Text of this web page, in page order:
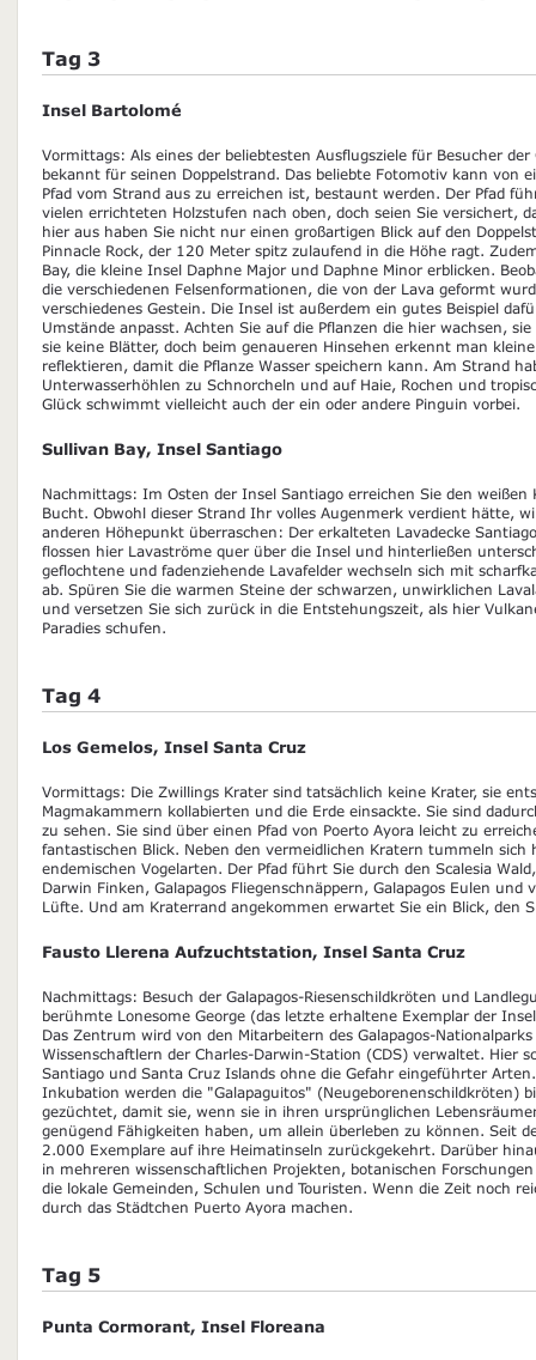
Tag 3
Insel Bartolomé
Vormittags: Als eines der beliebtesten Ausflugsziele für Besucher
bekannt für seinen Doppelstrand. Das beliebte Fotomotiv kann von
Pfad vom Strand aus zu erreichen ist, bestaunt werden. Der Pfad
vielen errichteten Holzstufen nach oben, doch seien Sie versichert,
hier aus haben Sie nicht nur einen großartigen Blick auf den
Pinnacle Rock, der 120 Meter spitz zulaufend in die Höhe ragt.
Bay, die kleine Insel Daphne Major und Daphne Minor erblicken.
die verschiedenen Felsenformationen, die von der Lava geformt
verschiedenes Gestein. Die Insel ist außerdem ein gutes Beispiel
Umstände anpasst. Achten Sie auf die Pflanzen die hier wachsen,
sie keine Blätter, doch beim genaueren Hinsehen erkennt man
reflektieren, damit die Pflanze Wasser speichern kann. Am Strand
Unterwasserhöhlen zu Schnorcheln und auf Haie, Rochen und
Glück schwimmt vielleicht auch der ein oder andere Pinguin vorbei.
Sullivan Bay, Insel Santiago
Nachmittags: Im Osten der Insel Santiago erreichen Sie den weißen
Bucht. Obwohl dieser Strand Ihr volles Augenmerk verdient hätte,
anderen Höhepunkt überraschen: Der erkalteten Lavadecke
flossen hier Lavaströme quer über die Insel und hinterließen
geflochtene und fadenziehende Lavafelder wechseln sich mit
ab. Spüren Sie die warmen Steine der schwarzen, unwirklichen
und versetzen Sie sich zurück in die Entstehungszeit, als hier
Paradies schufen.
Tag 4
Los Gemelos, Insel Santa Cruz
Vormittags: Die Zwillings Krater sind tatsächlich keine Krater, sie
Magmakammern kollabierten und die Erde einsackte. Sie sind
zu sehen. Sie sind über einen Pfad von Poerto Ayora leicht zu
fantastischen Blick. Neben den vermeidlichen Kratern tummeln sich
endemischen Vogelarten. Der Pfad führt Sie durch den Scalesia
Darwin Finken, Galapagos Fliegenschnäppern, Galapagos Eulen
Lüfte. Und am Kraterrand angekommen erwartet Sie ein Blick, den
Fausto Llerena Aufzuchtstation, Insel Santa Cruz
Nachmittags: Besuch der Galapagos-Riesenschildkröten und
berühmte Lonesome George (das letzte erhaltene Exemplar der
Das Zentrum wird von den Mitarbeitern des Galapagos-
Wissenschaftlern der Charles-Darwin-Station (CDS) verwaltet. Hier
Santiago und Santa Cruz Islands ohne die Gefahr eingeführter
Inkubation werden die "Galapaguitos" (Neugeborenenschildkröten)
gezüchtet, damit sie, wenn sie in ihren ursprünglichen
genügend Fähigkeiten haben, um allein überleben zu können. Seit
2.000 Exemplare auf ihre Heimatinseln zurückgekehrt. Darüber
in mehreren wissenschaftlichen Projekten, botanischen
die lokale Gemeinden, Schulen und Touristen. Wenn die Zeit noch
durch das Städtchen Puerto Ayora machen.
Tag 5
Punta Cormorant, Insel Floreana